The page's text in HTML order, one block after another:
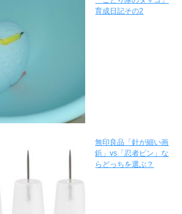
育成日記その2
無印良品「針が細い画
鋲」vs「忍者ピン」な
らどっちを選ぶ？